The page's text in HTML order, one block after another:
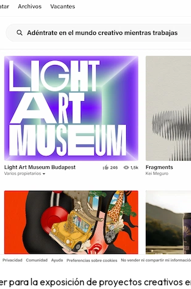
para la exposición de proyectos creativos